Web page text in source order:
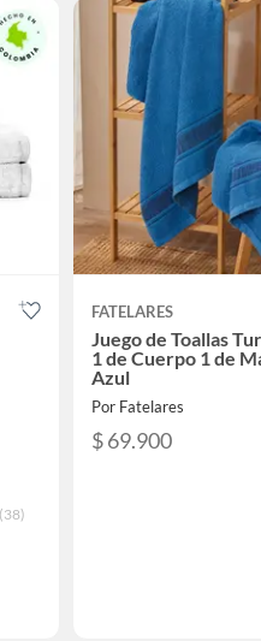
(38)
FATELARES
Juego de Toallas
1 de Cuerpo 1 de
Azul
Por Fatelares
$ 69.900